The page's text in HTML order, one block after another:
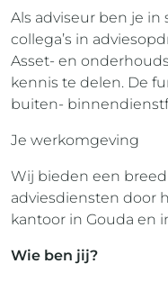
Als adviseur ben je
collega’s in
Asset- en
kennis te delen. De
buiten-
Je werkomgeving
Wij bieden een
adviesdiensten door
kantoor in Gouda en
Wie ben jij?